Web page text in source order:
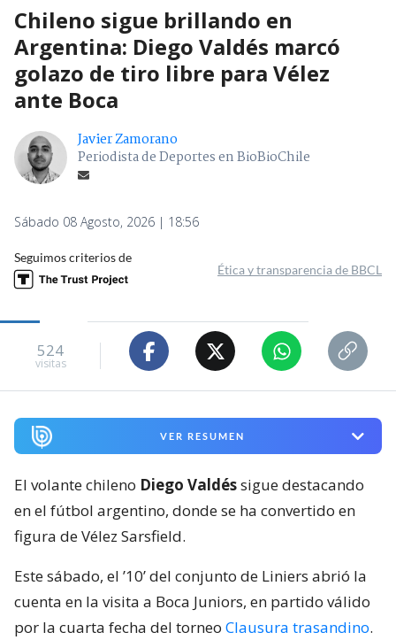
Chileno sigue brillando en
Argentina: Diego Valdés marcó
golazo de tiro libre para Vélez
ante Boca
Javier Zamorano
Periodista de Deportes en BioBioChile
Sábado 08 Agosto, 2026 | 18:56
Seguimos criterios de
Ética y transparencia de BBCL
524
visitas
VER RESUMEN
El volante chileno Diego Valdéssigue destacando
en el fútbol argentino, donde se ha convertido en
figura de Vélez Sarsfield.
Este sábado, el ’10’ del conjunto de Liniers abrió la
cuenta en la visita a Boca Juniors, en partido válido
por la cuarta fecha del torneo Clausura trasandino.